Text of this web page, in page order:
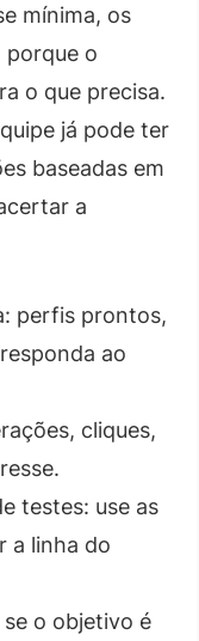
mínima, os
porque o
o que precisa.
já pode ter
baseadas em
a
perfis prontos,
ao
cliques,
testes: use as
a linha do
o objetivo é